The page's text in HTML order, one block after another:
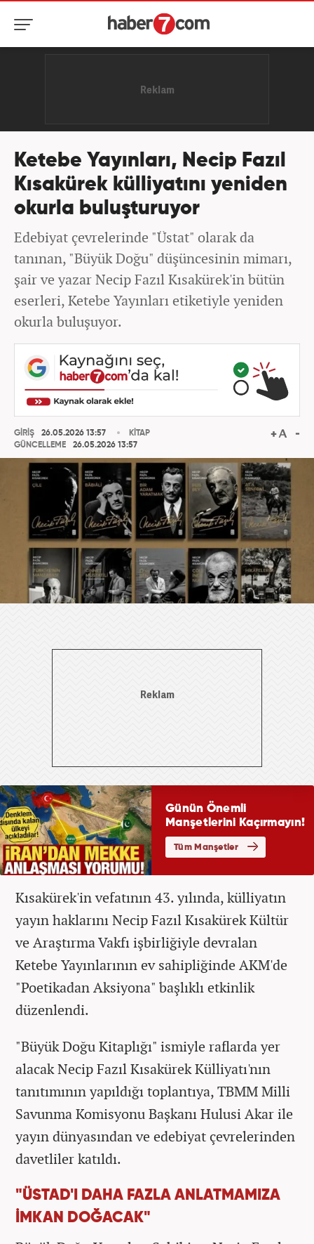
Ketebe Yayınları, Necip Fazıl
Kısakürek külliyatını yeniden
okurla buluşturuyor
Edebiyat çevrelerinde "Üstat" olarak da
tanınan, "Büyük Doğu" düşüncesinin mimarı,
şair ve yazar Necip Fazıl Kısakürek'in bütün
eserleri, Ketebe Yayınları etiketiyle yeniden
okurla buluşuyor.
GİRİŞ
26.05.2026 13:57
GÜNCELLEME
26.05.2026 13:57
KİTAP
Kısakürek'in vefatının 43. yılında, külliyatın
yayın haklarını Necip Fazıl Kısakürek Kültür
ve Araştırma Vakfı işbirliğiyle devralan
Ketebe Yayınlarının ev sahipliğinde AKM'de
"Poetikadan Aksiyona" başlıklı etkinlik
düzenlendi.
"Büyük Doğu Kitaplığı" ismiyle raflarda yer
alacak Necip Fazıl Kısakürek Külliyatı'nın
tanıtımının yapıldığı toplantıya, TBMM Milli
Savunma Komisyonu Başkanı Hulusi Akar ile
yayın dünyasından ve edebiyat çevrelerinden
davetliler katıldı.
"ÜSTAD'I DAHA FAZLA ANLATMAMIZA
İMKAN DOĞACAK"